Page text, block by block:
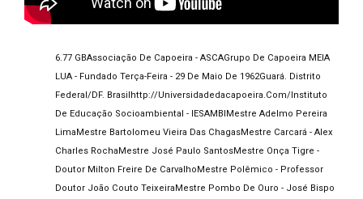
6.77 GBAssociação De Capoeira - ASCAGrupo De Capoeira MEIA
LUA - Fundado Terça-Feira - 29 De Maio De 1962Guará. Distrito
Federal/DF. Brasil Http://universidadedacapoeira.com/ Instituto
De Educação Socioambiental - IESAMBI Mestre Adelmo Pereira
Lima Mestre Bartolomeu Vieira Das ChagasMestre Carcará - Alex
Charles Rocha Mestre José Paulo SantosMestre Onça Tigre -
Doutor Milton Freire De Carvalho Mestre Polêmico - Professor
Doutor João Couto Teixeira Mestre Pombo De Ouro - José Bispo